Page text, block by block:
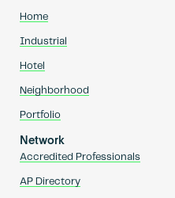
Home
Industrial
Hotel
Neighborhood
Portfolio
Network
Accredited Professionals
AP Directory